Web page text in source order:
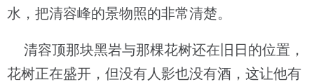
水，把清容峰的景物照的非常清楚。
清容顶那块黑岩与那棵花树还在旧日的位置，
花树正在盛开，但没有人影也没有酒，这让他有